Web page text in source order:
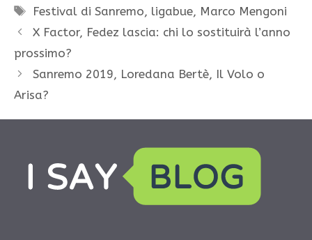
Tag
Festival di Sanremo, ligabue, Marco Mengoni
X Factor, Fedez lascia: chi lo sostituirà l’anno
prossimo?
Sanremo 2019, Loredana Bertè, Il Volo o
Arisa?